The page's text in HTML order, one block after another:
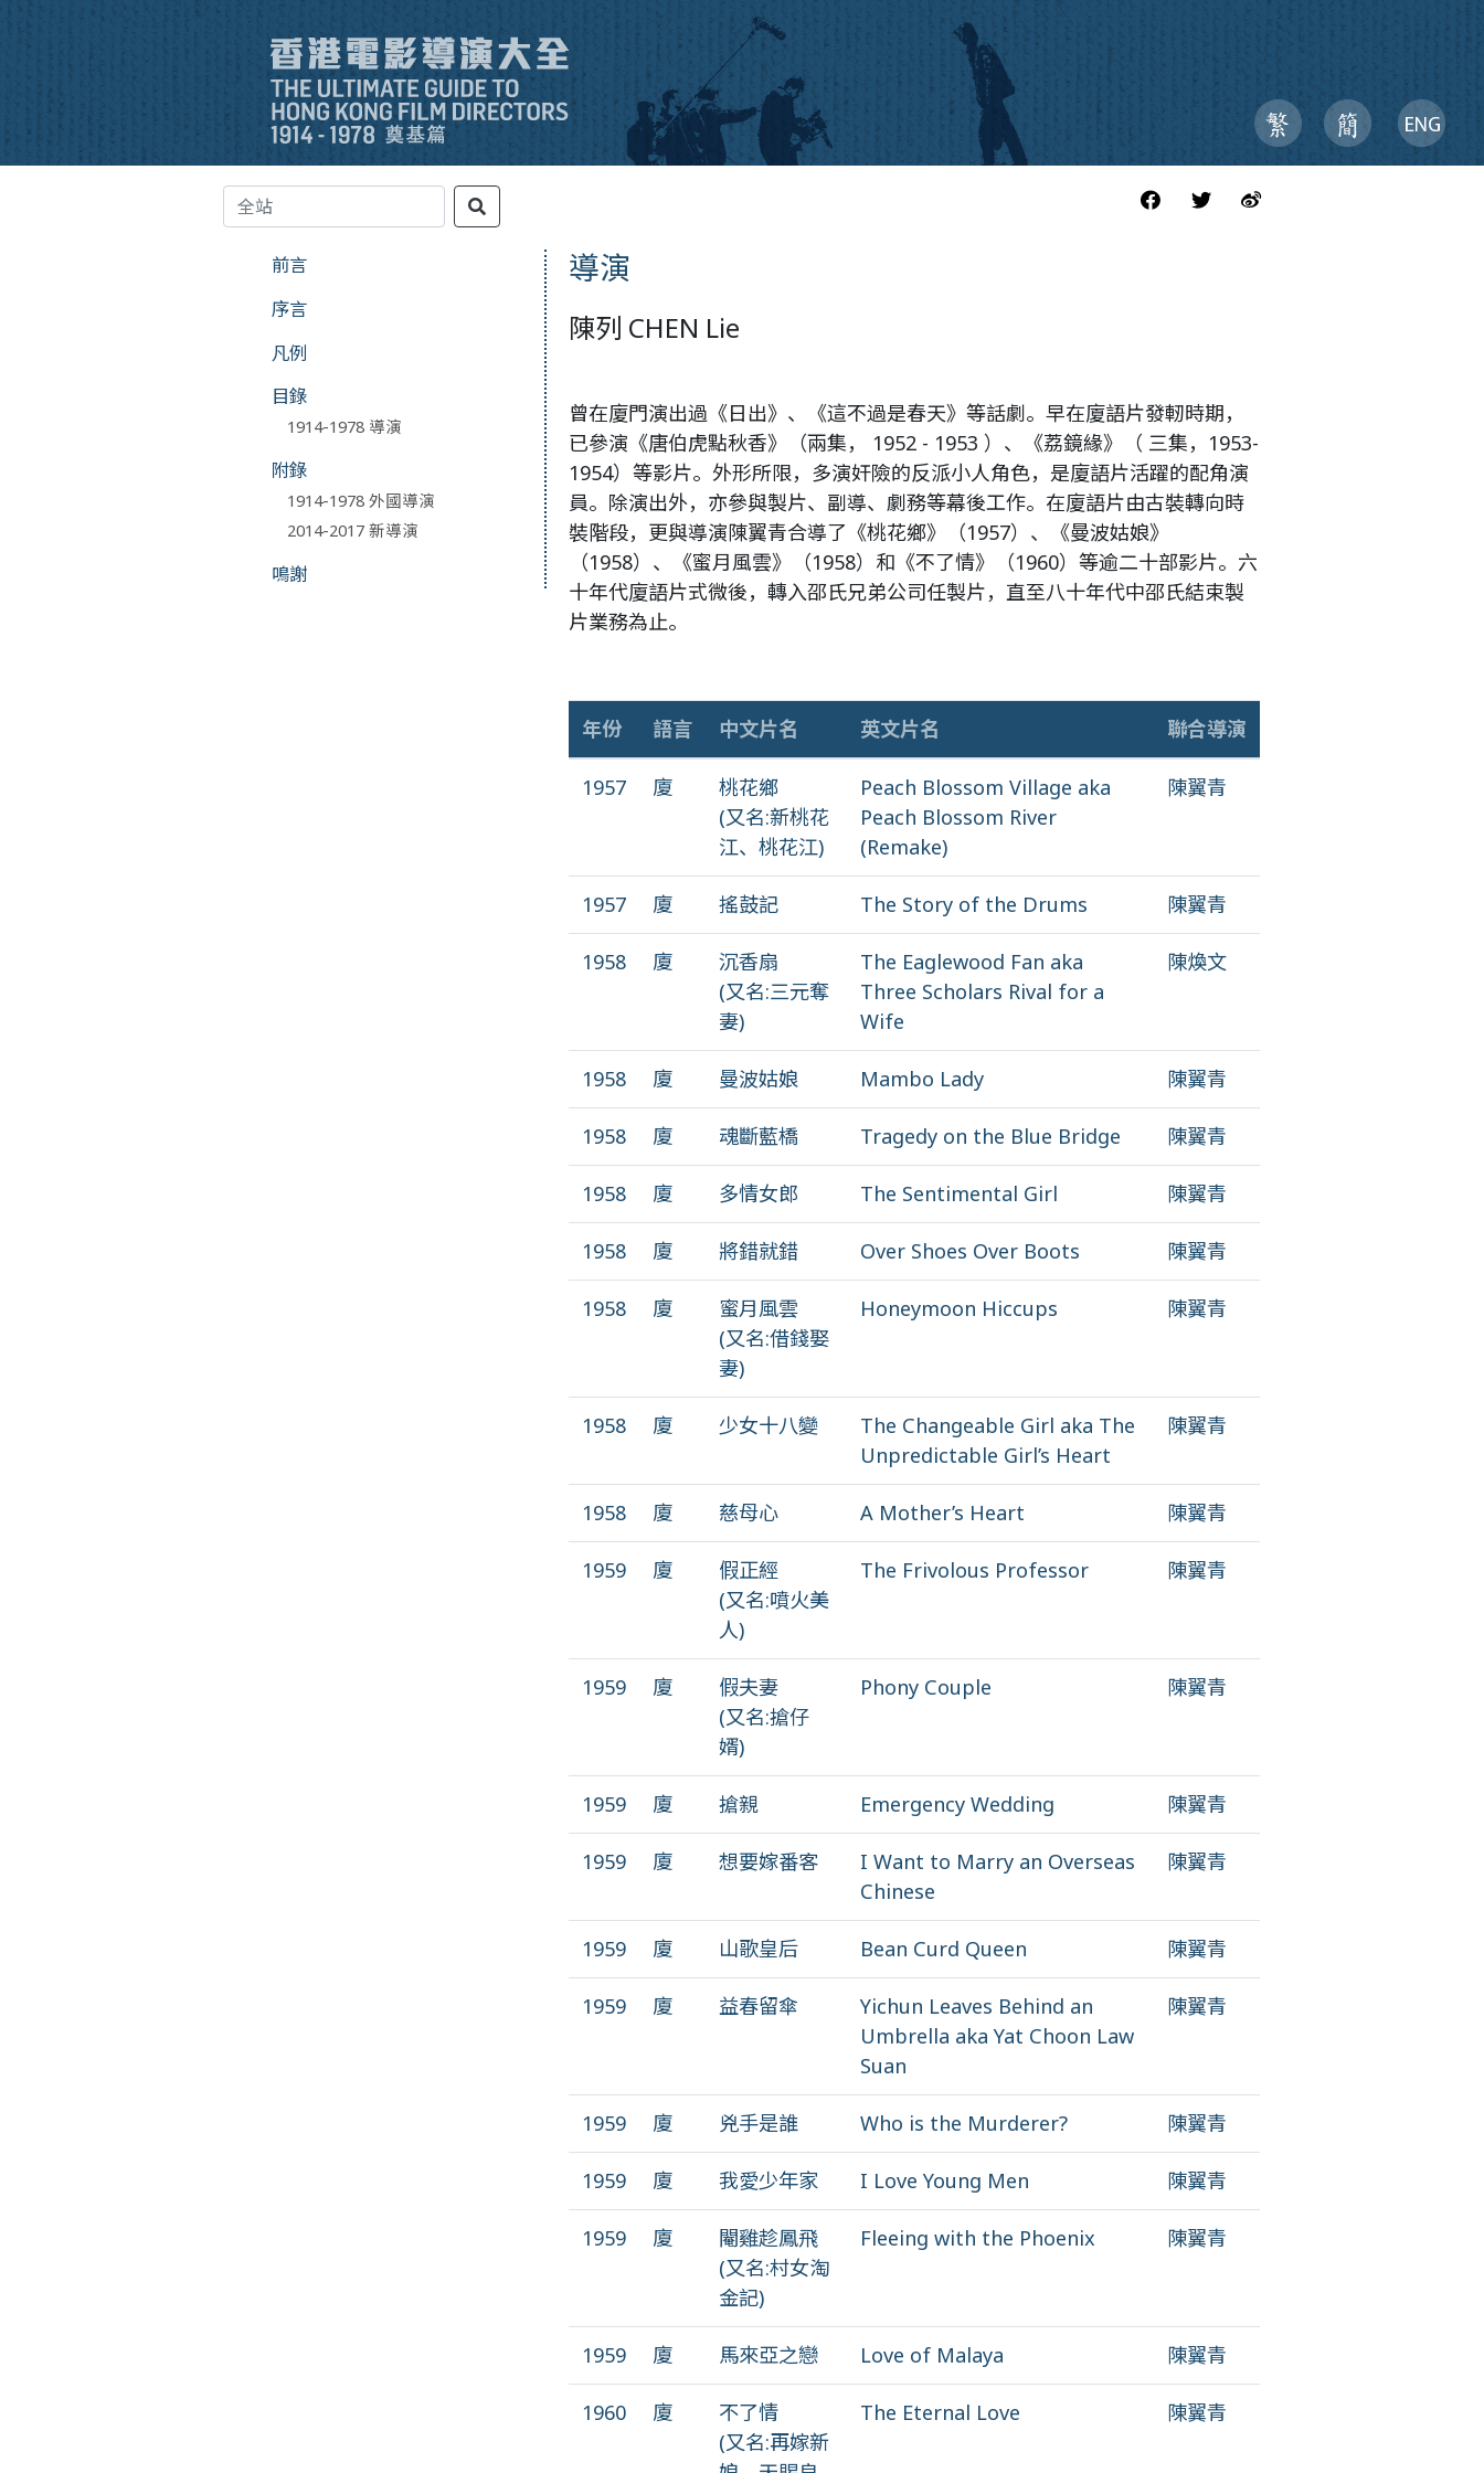
前言
序言
凡例
目錄
1914-1978 導演
附錄
1914-1978 外國導演
2014-2017 新導演
鳴謝
導演
陳列 CHEN Lie
曾在廈門演出過《日出》、《這不過是春天》等話劇。早在廈語片發軔時期，
已參演《唐伯虎點秋香》（兩集， 1952 - 1953 ）、《荔鏡緣》（ 三集，1953-
1954）等影片。外形所限，多演奸險的反派小人角色，是廈語片活躍的配角演
員。除演出外，亦參與製片、副導、劇務等幕後工作。在廈語片由古裝轉向時
裝階段，更與導演陳翼青合導了《桃花鄉》（1957）、《曼波姑娘》
（1958）、《蜜月風雲》（1958）和《不了情》（1960）等逾二十部影片。六
十年代廈語片式微後，轉入邵氏兄弟公司任製片，直至八十年代中邵氏結束製
片業務為止。
年份 語言 中文片名 英文片名 聯合導演
1957 廈
桃花鄉
(又名:新桃花
江、桃花江)
Peach Blossom Village aka
Peach Blossom River
(Remake)
陳翼青
1957 廈 搖鼓記 The Story of the Drums 陳翼青
1958 廈
沉香扇
(又名:三元奪
妻)
The Eaglewood Fan aka
Three Scholars Rival for a
Wife
陳煥文
1958 廈 曼波姑娘 Mambo Lady 陳翼青
1958 廈 魂斷藍橋 Tragedy on the Blue Bridge 陳翼青
1958 廈 多情女郎 The Sentimental Girl 陳翼青
1958 廈 將錯就錯 Over Shoes Over Boots 陳翼青
1958 廈
蜜月風雲
(又名:借錢娶
妻)
Honeymoon Hiccups 陳翼青
1958 廈 少女十八變
The Changeable Girl aka The
Unpredictable Girl’s Heart
陳翼青
1958 廈 慈母心 A Mother’s Heart 陳翼青
1959 廈
假正經
(又名:噴火美
人)
The Frivolous Professor 陳翼青
1959 廈
假夫妻
(又名:搶仔
婿)
Phony Couple 陳翼青
1959 廈 搶親 Emergency Wedding 陳翼青
1959 廈 想要嫁番客
I Want to Marry an Overseas
Chinese
陳翼青
1959 廈 山歌皇后 Bean Curd Queen 陳翼青
1959 廈 益春留傘
Yichun Leaves Behind an
Umbrella aka Yat Choon Law
Suan
陳翼青
1959 廈 兇手是誰 Who is the Murderer? 陳翼青
1959 廈 我愛少年家 I Love Young Men 陳翼青
1959 廈
閹雞趁鳳飛
(又名:村女淘
金記)
Fleeing with the Phoenix 陳翼青
1959 廈 馬來亞之戀 Love of Malaya 陳翼青
1960 廈
不了情
(又名:再嫁新
The Eternal Love 陳翼青